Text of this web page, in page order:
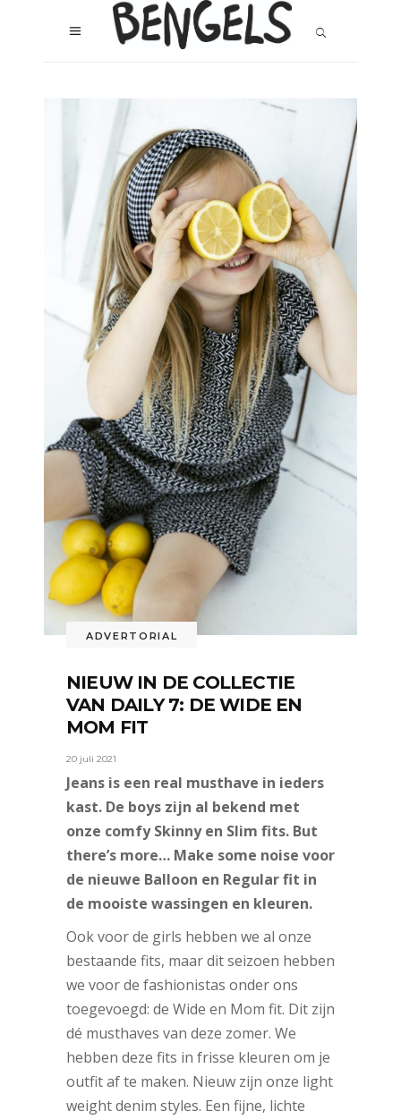
ADVERTORIAL
NIEUW IN DE COLLECTIE
VAN DAILY 7: DE WIDE EN
MOM FIT
20 juli 2021
Jeans is een real musthave in ieders
kast. De boys zijn al bekend met
onze comfy Skinny en Slim fits. But
there’s more… Make some noise voor
de nieuwe Balloon en Regular fit in
de mooiste wassingen en kleuren.
Ook voor de girls hebben we al onze
bestaande fits, maar dit seizoen hebben
we voor de fashionistas onder ons
toegevoegd: de Wide en Mom fit. Dit zijn
dé musthaves van deze zomer. We
hebben deze fits in frisse kleuren om je
outfit af te maken. Nieuw zijn onze light
weight denim styles. Een fijne, lichte